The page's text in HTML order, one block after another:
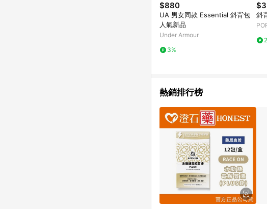
$880
UA 男女同款 Essential 斜背包
人氣新品
Under Armour
3%
斜
熱銷排行榜